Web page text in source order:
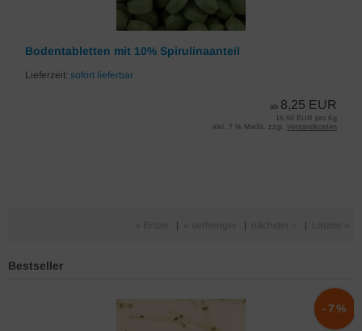
Bodentabletten mit 10% Spirulinaanteil
Lieferzeit: sofort lieferbar
ab 8,25 EUR
16,50 EUR pro Kg
inkl. 7 % MwSt. zzgl. Versandkosten
Bestseller
-7%